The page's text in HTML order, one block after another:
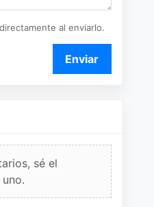
al enviarlo.
Enviar
sé el